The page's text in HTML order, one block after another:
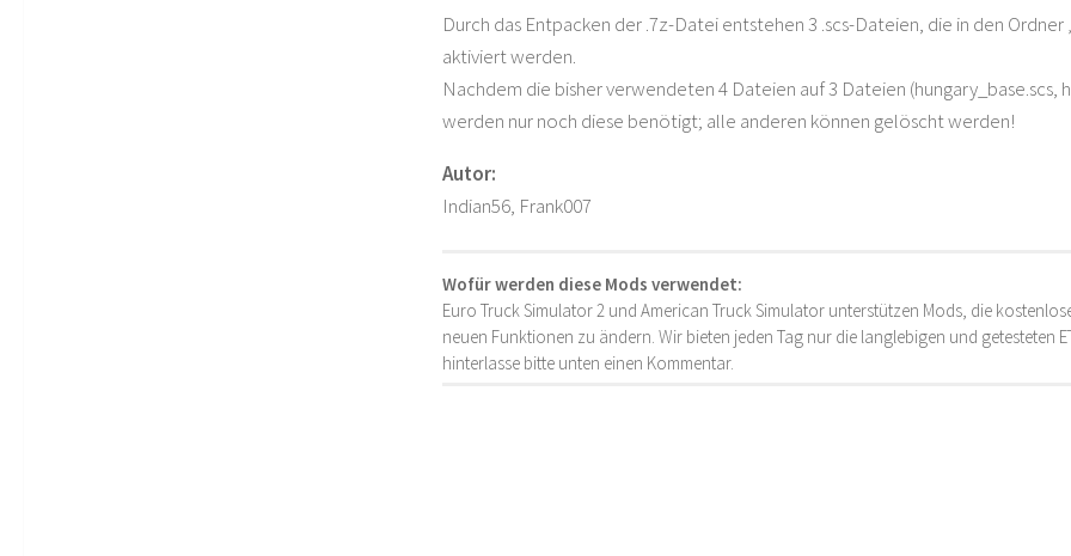
Durch das Entpacken der .7z-Datei entstehen 3 .scs-Dateien, die in den
aktiviert werden.
Nachdem die bisher verwendeten 4 Dateien auf 3 Dateien
werden nur noch diese benötigt; alle anderen können gelöscht werden!
Autor:
Indian56, Frank007
Wofür werden diese Mods verwendet:
Euro Truck Simulator 2 und American Truck Simulator unterstützen Mods, die
neuen Funktionen zu ändern. Wir bieten jeden Tag nur die langlebigen und getesteten
hinterlasse bitte unten einen Kommentar.